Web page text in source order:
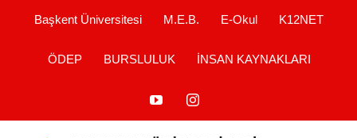
Başkent Üniversitesi M.E.B. E-Okul K12NET
ÖDEP BURSLULUK İNSAN KAYNAKLARI
YouTubeInstagram